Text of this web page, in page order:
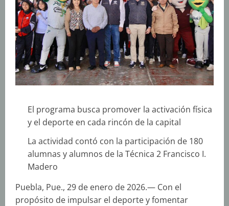
El programa busca promover la activación física
y el deporte en cada rincón de la capital
La actividad contó con la participación de 180
alumnas y alumnos de la Técnica 2 Francisco I.
Madero
Puebla, Pue., 29 de enero de 2026.— Con el
propósito de impulsar el deporte y fomentar